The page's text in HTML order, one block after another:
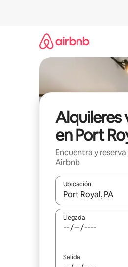
Alquileres
en Port
Encuentra y
Airbnb
Ubicación
Cuando los
Llegada
Salida